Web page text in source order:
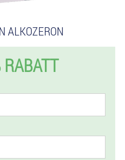
ALKOZERON